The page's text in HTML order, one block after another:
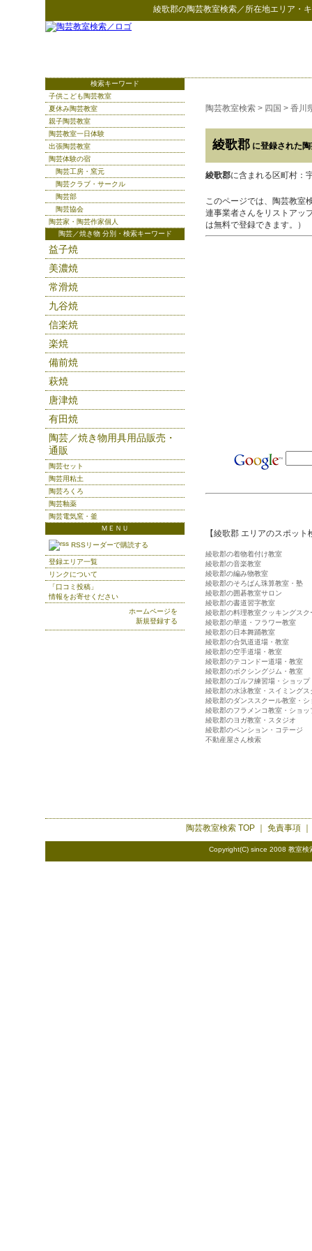
綾歌郡の陶芸教室検索／所在地エリア・
陶芸教室検索 > 四国 > 香川
綾歌郡 に登録された
綾歌郡に含まれる区町村：
このページでは、陶芸教室
連事業者さんをリストアッ
は無料で登録できます。）
【綾歌郡 エリアのスポット
綾歌郡の着物着付け教室
綾歌郡の音楽教室
綾歌郡の編み物教室
綾歌郡のそろばん珠算教室・塾
綾歌郡の囲碁教室サロン
綾歌郡の書道習字教室
綾歌郡の料理教室クッキングスク
綾歌郡の華道・フラワー教室
綾歌郡の日本舞踊教室
綾歌郡の合気道道場・教室
綾歌郡の空手道場・教室
綾歌郡のテコンドー道場・教室
綾歌郡のボクシングジム・教室
綾歌郡のゴルフ練習場・ショップ
綾歌郡の水泳教室・スイミングス
綾歌郡のダンススクール教室・シ
綾歌郡のフラメンコ教室・ショッ
綾歌郡のヨガ教室・スタジオ
綾歌郡のペンション・コテージ
不動産屋さん検索
検索キーワード
子供こども陶芸教室
夏休み陶芸教室
親子陶芸教室
陶芸教室一日体験
出張陶芸教室
陶芸体験の宿
陶芸工房・窯元
陶芸クラブ・サークル
陶芸部
陶芸協会
陶芸家・陶芸作家個人
陶芸／焼き物 分別・検索キーワード
益子焼
美濃焼
常滑焼
九谷焼
信楽焼
楽焼
備前焼
萩焼
唐津焼
有田焼
陶芸／焼き物用具用品販売・
通販
陶芸セット
陶芸用粘土
陶芸ろくろ
陶芸釉薬
陶芸電気窯・釜
ＭＥＮＵ
RSSリーダーで購読する
登録エリア一覧
リンクについて
「口コミ投稿」
情報をお寄せください
ホームページを
新規登録する
陶芸教室検索TOP ｜ 免責事項
Copyright(C) since 2008 教室検